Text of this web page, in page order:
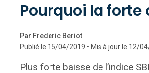
Pourquoi la forte
Par Frederic Beriot
Publié le 15/04/2019 • Mis à jour le 12/
Plus forte baisse de l’indice